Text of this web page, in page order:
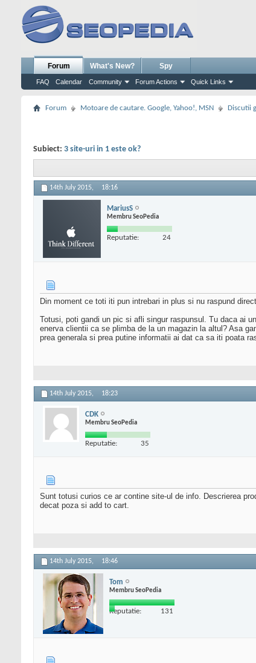
Forum
FAQ Calendar Community Forum Actions Quick Links
What's New? Spy
Forum Motoare de cautare. Google, Yahoo!, MSN Discutii
Subiect: 3 site-uri in 1 este ok?
14th July 2015, 18:16
MariusS
Membru SeoPedia
Reputatie: 24
Din moment ce toti iti pun intrebari in plus si nu raspund
Totusi, poti gandi un pic si afli singur raspunsul. Tu daca ai
enerva clientii ca se plimba de la un magazin la altul? Asa
prea generala si prea putine informatii ai dat ca sa iti poata
14th July 2015, 18:23
CDK
Membru SeoPedia
Reputatie: 35
Sunt totusi curios ce ar contine site-ul de info. Descrierea
decat poza si add to cart.
14th July 2015, 18:46
Tom
Membru SeoPedia
Reputatie: 131